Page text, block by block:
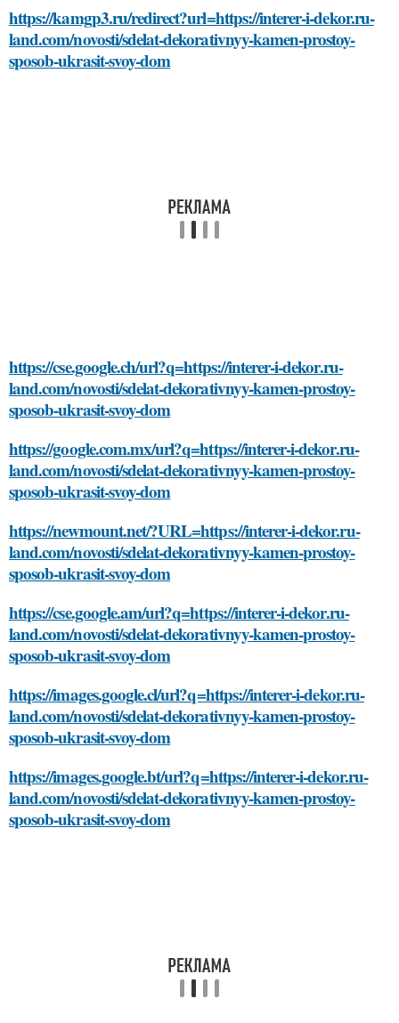
https://kamgp3.ru/redirect?url=https://interer-i-dekor.ru-
land.com/novosti/sdelat-dekorativnyy-kamen-prostoy-
sposob-ukrasit-svoy-dom
https://cse.google.ch/url?q=https://interer-i-dekor.ru-
land.com/novosti/sdelat-dekorativnyy-kamen-prostoy-
sposob-ukrasit-svoy-dom
https://google.com.mx/url?q=https://interer-i-dekor.ru-
land.com/novosti/sdelat-dekorativnyy-kamen-prostoy-
sposob-ukrasit-svoy-dom
https://newmount.net/?URL=https://interer-i-dekor.ru-
land.com/novosti/sdelat-dekorativnyy-kamen-prostoy-
sposob-ukrasit-svoy-dom
https://cse.google.am/url?q=https://interer-i-dekor.ru-
land.com/novosti/sdelat-dekorativnyy-kamen-prostoy-
sposob-ukrasit-svoy-dom
https://images.google.cl/url?q=https://interer-i-dekor.ru-
land.com/novosti/sdelat-dekorativnyy-kamen-prostoy-
sposob-ukrasit-svoy-dom
https://images.google.bt/url?q=https://interer-i-dekor.ru-
land.com/novosti/sdelat-dekorativnyy-kamen-prostoy-
sposob-ukrasit-svoy-dom